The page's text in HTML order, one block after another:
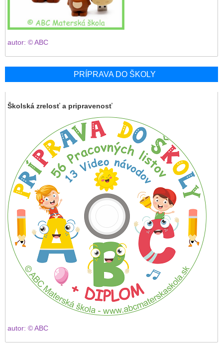
autor: © ABC
PRÍPRAVA DO ŠKOLY
Školská zrelosť a pripravenosť
autor: © ABC